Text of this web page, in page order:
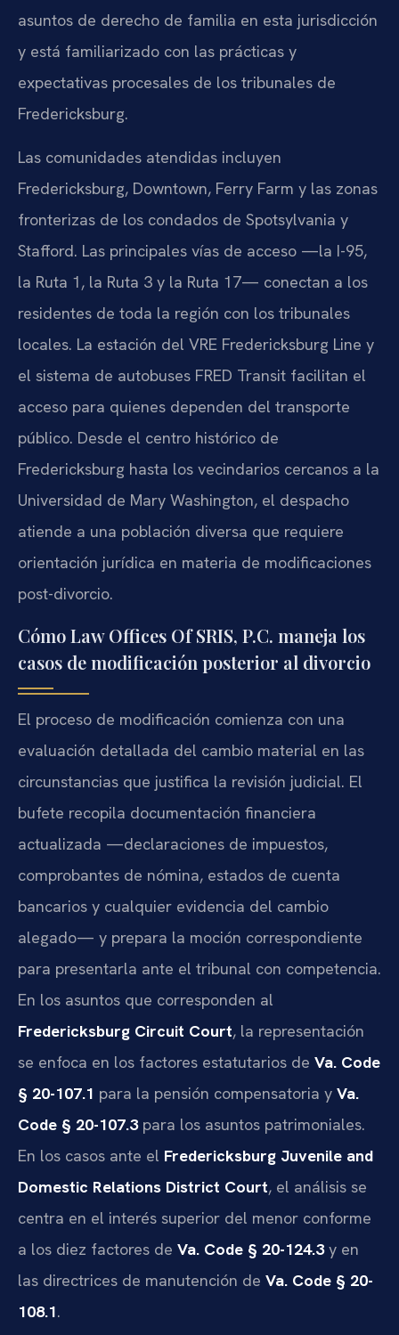
asuntos de derecho de familia en esta jurisdicción
y está familiarizado con las prácticas y
expectativas procesales de los tribunales de
Fredericksburg.
Las comunidades atendidas incluyen
Fredericksburg, Downtown, Ferry Farm y las zonas
fronterizas de los condados de Spotsylvania y
Stafford. Las principales vías de acceso —la I-95,
la Ruta 1, la Ruta 3 y la Ruta 17— conectan a los
residentes de toda la región con los tribunales
locales. La estación del VRE Fredericksburg Line y
el sistema de autobuses FRED Transit facilitan el
acceso para quienes dependen del transporte
público. Desde el centro histórico de
Fredericksburg hasta los vecindarios cercanos a la
Universidad de Mary Washington, el despacho
atiende a una población diversa que requiere
orientación jurídica en materia de modificaciones
post-divorcio.
Cómo Law Offices Of SRIS, P.C. maneja los
casos de modificación posterior al divorcio
El proceso de modificación comienza con una
evaluación detallada del cambio material en las
circunstancias que justifica la revisión judicial. El
bufete recopila documentación financiera
actualizada —declaraciones de impuestos,
comprobantes de nómina, estados de cuenta
bancarios y cualquier evidencia del cambio
alegado— y prepara la moción correspondiente
para presentarla ante el tribunal con competencia.
En los asuntos que corresponden al
Fredericksburg Circuit Court, la representación
se enfoca en los factores estatutarios de Va. Code
§ 20-107.1 para la pensión compensatoria y Va.
Code § 20-107.3para los asuntos patrimoniales.
En los casos ante el Fredericksburg Juvenile and
Domestic Relations District Court, el análisis se
centra en el interés superior del menor conforme
a los diez factores de Va. Code § 20-124.3y en
las directrices de manutención de Va. Code § 20-
108.1.